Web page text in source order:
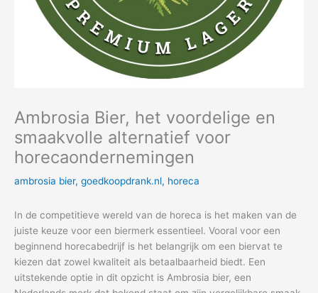
Ambrosia Bier, het voordelige en
smaakvolle alternatief voor
horecaondernemingen
ambrosia bier, goedkoopdrank.nl, horeca
In de competitieve wereld van de horeca is het maken van de
juiste keuze voor een biermerk essentieel. Vooral voor een
beginnend horecabedrijf is het belangrijk om een biervat te
kiezen dat zowel kwaliteit als betaalbaarheid biedt. Een
uitstekende optie in dit opzicht is Ambrosia bier, een